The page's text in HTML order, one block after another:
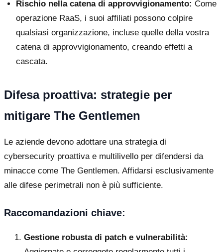
Rischio nella catena di approvvigionamento: Come
operazione RaaS, i suoi affiliati possono colpire
qualsiasi organizzazione, incluse quelle della vostra
catena di approvvigionamento, creando effetti a
cascata.
Difesa proattiva: strategie per
mitigare The Gentlemen
Le aziende devono adottare una strategia di
cybersecurity proattiva e multilivello per difendersi da
minacce come The Gentlemen. Affidarsi esclusivamente
alle difese perimetrali non è più sufficiente.
Raccomandazioni chiave:
Gestione robusta di patch e vulnerabilità: